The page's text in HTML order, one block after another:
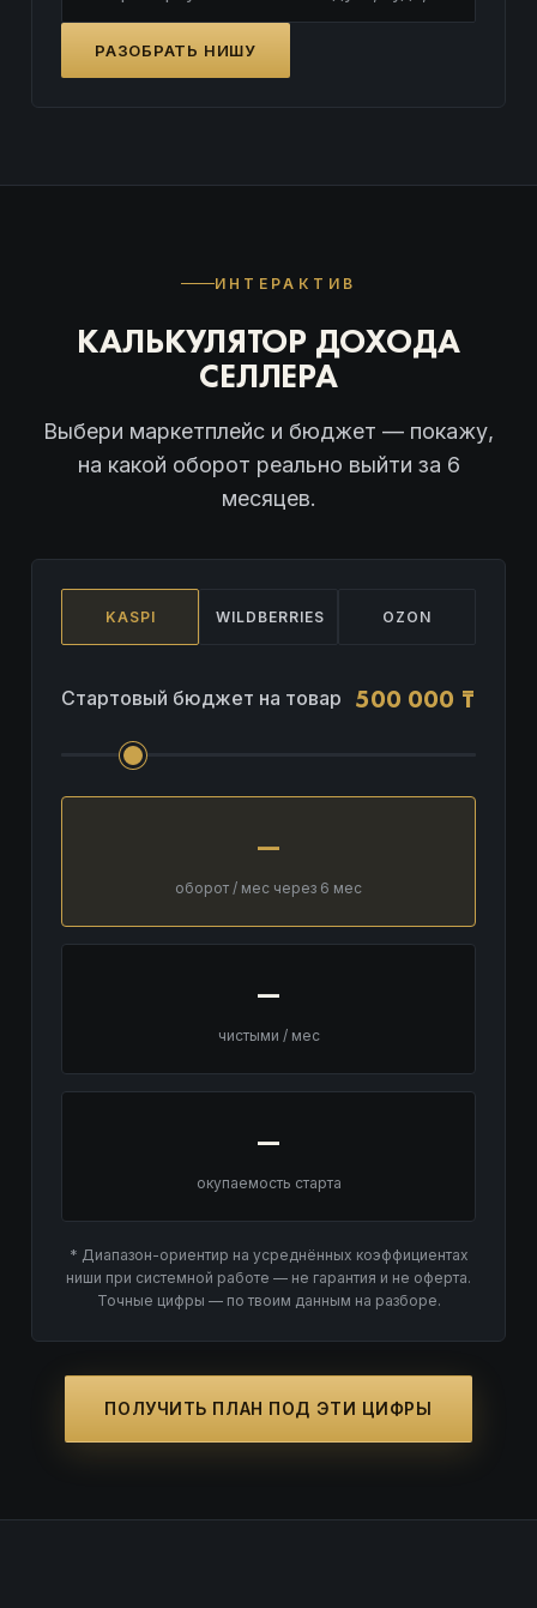
РАЗОБРАТЬ НИШУ
ИНТЕРАКТИВ
КАЛЬКУЛЯТОР ДОХОДА
СЕЛЛЕРА
Выбери маркетплейс и бюджет — покажу,
на какой оборот реально выйти за 6
месяцев.
KASPI WILDBERRIES OZON
Стартовый бюджет на товар 500 000 ₸
—
оборот / мес через 6 мес
—
чистыми / мес
—
окупаемость старта
* Диапазон-ориентир на усреднённых коэффициентах
ниши при системной работе — не гарантия и не оферта.
Точные цифры — по твоим данным на разборе.
ПОЛУЧИТЬ ПЛАН ПОД ЭТИ ЦИФРЫ